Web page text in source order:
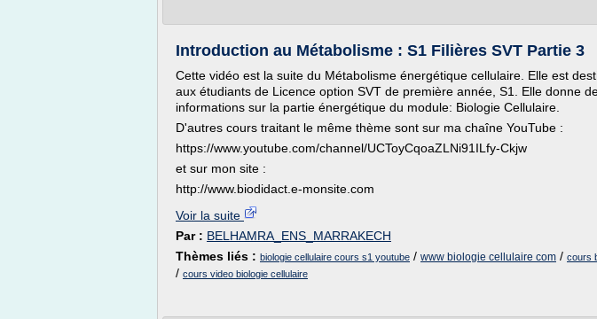
Introduction au Métabolisme : S1 Filières SVT Partie 3
Cette vidéo est la suite du Métabolisme énergétique cellulaire. Elle est
aux étudiants de Licence option SVT de première année, S1. Elle donne
informations sur la partie énergétique du module: Biologie Cellulaire.
D'autres cours traitant le même thème sont sur ma chaîne YouTube :
https://www.youtube.com/channel/UCToyCqoaZLNi91ILfy-Ckjw
et sur mon site :
http://www.biodidact.e-monsite.com
Voir la suite
Par : BELHAMRA_ENS_MARRAKECH
Thèmes liés : biologie cellulaire cours s1 youtube / www biologie cellulaire com / cours
/ cours video biologie cellulaire